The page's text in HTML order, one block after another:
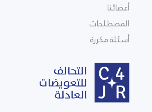
أعضائنا
المصطلحات
أسئلة مكررة